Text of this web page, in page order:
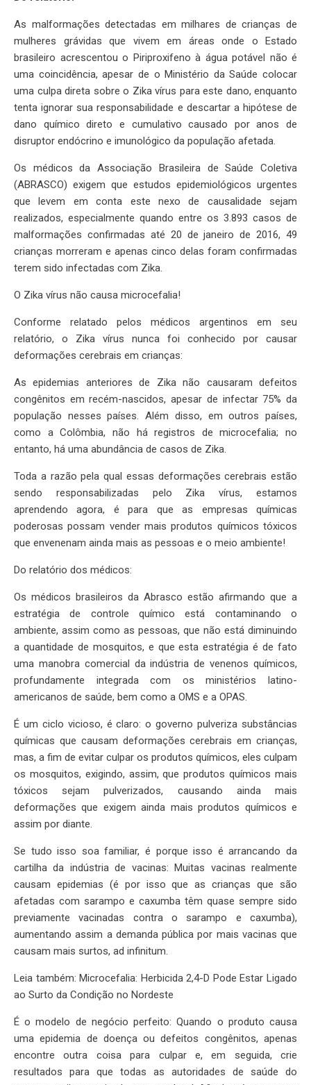
As malformações detectadas em milhares de crianças de
mulheres grávidas que vivem em áreas onde o Estado
brasileiro acrescentou o Piriproxifeno à água potável não é
uma coincidência, apesar de o Ministério da Saúde colocar
uma culpa direta sobre o Zika vírus para este dano, enquanto
tenta ignorar sua responsabilidade e descartar a hipótese de
dano químico direto e cumulativo causado por anos de
disruptor endócrino e imunológico da população afetada.
Os médicos da Associação Brasileira de Saúde Coletiva
(ABRASCO) exigem que estudos epidemiológicos urgentes
que levem em conta este nexo de causalidade sejam
realizados, especialmente quando entre os 3.893 casos de
malformações confirmadas até 20 de janeiro de 2016, 49
crianças morreram e apenas cinco delas foram confirmadas
terem sido infectadas com Zika.
O Zika vírus não causa microcefalia!
Conforme relatado pelos médicos argentinos em seu
relatório, o Zika vírus nunca foi conhecido por causar
deformações cerebrais em crianças:
As epidemias anteriores de Zika não causaram defeitos
congênitos em recém-nascidos, apesar de infectar 75% da
população nesses países. Além disso, em outros países,
como a Colômbia, não há registros de microcefalia; no
entanto, há uma abundância de casos de Zika.
Toda a razão pela qual essas deformações cerebrais estão
sendo responsabilizadas pelo Zika vírus, estamos
aprendendo agora, é para que as empresas químicas
poderosas possam vender mais produtos químicos tóxicos
que envenenam ainda mais as pessoas e o meio ambiente!
Do relatório dos médicos:
Os médicos brasileiros da Abrasco estão afirmando que a
estratégia de controle químico está contaminando o
ambiente, assim como as pessoas, que não está diminuindo
a quantidade de mosquitos, e que esta estratégia é de fato
uma manobra comercial da indústria de venenos químicos,
profundamente integrada com os ministérios latino-
americanos de saúde, bem como a OMS e a OPAS.
É um ciclo vicioso, é claro: o governo pulveriza substâncias
químicas que causam deformações cerebrais em crianças,
mas, a fim de evitar culpar os produtos químicos, eles culpam
os mosquitos, exigindo, assim, que produtos químicos mais
tóxicos sejam pulverizados, causando ainda mais
deformações que exigem ainda mais produtos químicos e
assim por diante.
Se tudo isso soa familiar, é porque isso é arrancando da
cartilha da indústria de vacinas: Muitas vacinas realmente
causam epidemias (é por isso que as crianças que são
afetadas com sarampo e caxumba têm quase sempre sido
previamente vacinadas contra o sarampo e caxumba),
aumentando assim a demanda pública por mais vacinas que
causam mais surtos, ad infinitum.
Leia também: Microcefalia: Herbicida 2,4-D Pode Estar Ligado
ao Surto da Condição no Nordeste
É o modelo de negócio perfeito: Quando o produto causa
uma epidemia de doença ou defeitos congênitos, apenas
encontre outra coisa para culpar e, em seguida, crie
resultados para que todas as autoridades de saúde do